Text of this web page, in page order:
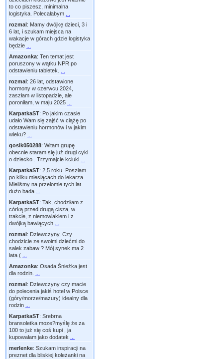
to co piszesz, minimalna
logistyka. Polecałabym
rozmal: Mamy dwójkę dzieci, 3 i
6 lat, i szukam miejsca na
wakacje w górach gdzie logistyka
będzie
Amazonka: Ten temat jest
poruszony w wątku NPR po
odstawieniu tabletek.
rozmal: 26 lat, odstawione
hormony w czerwcu 2024,
zaszłam w listopadzie, ale
poroniłam, w maju 2025
KarpatkaST: Po jakim czasie
udało Wam się zajść w ciążę po
odstawieniu hormonów i w jakim
wieku?
gosik050288: Witam grupę
obecnie staram się już drugi cykl
o dziecko . Trzymajcie kciuki
KarpatkaST: 2,5 roku. Poszłam
po kilku miesiącach do lekarza.
Mieliśmy na przełomie tych lat
dużo bada
KarpatkaST: Tak, chodziłam z
córką przed drugą cisza, w
trakcie, z niemowlakiem i z
dwójką bawiących
rozmal: Dziewczyny, Czy
chodzicie ze swoimi dziećmi do
salek zabaw ? Mój synek ma 2
lata (
Amazonka: Osada Śnieżka jest
dla rodzin.
rozmal: Dziewczyny czy macie
do polecenia jakiś hotel w Polsce
(góry/morze/mazury) idealny dla
rodzin
KarpatkaST: Srebrna
bransoletka moze?myślę że za
100 to już się coś kupi , ja
kupowałam jako dodatek
merlenke: Szukam inspiracji na
preznet dla bliskiej koleżanki na